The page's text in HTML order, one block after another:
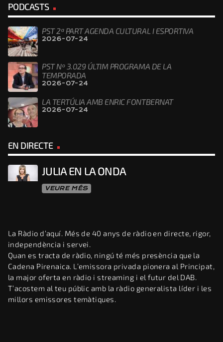
PODCASTS
PST 2ª PART AGENDA CULTURAL I ESPORTIVA
2026-07-24
PST Nº 3.029 ÚLTIM PROGRAMA DE LA
TEMPORADA
2026-07-24
LA TERTÚLIA AMB ENRIC FONTBERNAT
2026-07-24
EN DIRECTE
JULIA EN LA ONDA
VEURE MÉS
La Ràdio d’aquí. Més de 40 anys de ràdio en directe, rigor,
independència i servei.
Quan es tracta de ràdio, ningú té més presència que la
Cadena Pirenaica. L’emissora privada pionera al Principat,
la major oferta en ràdio i streaming i el futur del DAB.
T’acostem al teu públic amb la ràdio generalista líder i les
millors emissores temàtiques.